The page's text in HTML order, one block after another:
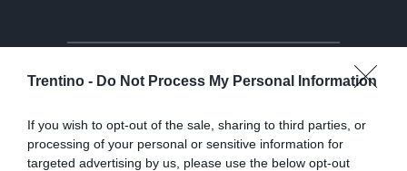
Trentino - Do Not Process My Personal Information
If you wish to opt-out of the sale, sharing to third parties, or
processing of your personal or sensitive information for
targeted advertising by us, please use the below opt-out